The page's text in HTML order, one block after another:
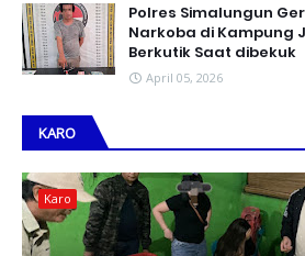
Polres Simalungun
Narkoba di Kampung
Berkutik Saat dibekuk
April 05, 2026
KARO
Karo